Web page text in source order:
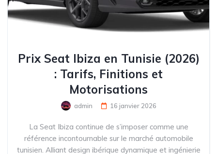
Prix Seat Ibiza en Tunisie (2026)
: Tarifs, Finitions et
Motorisations
admin 16 janvier 2026
La Seat Ibiza continue de s’imposer comme une
référence incontournable sur le marché automobile
tunisien. Alliant design ibérique dynamique et ingénierie